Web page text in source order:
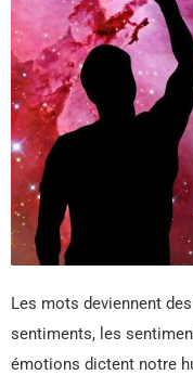
Les mots deviennent
sentiments, les
émotions dictent notre